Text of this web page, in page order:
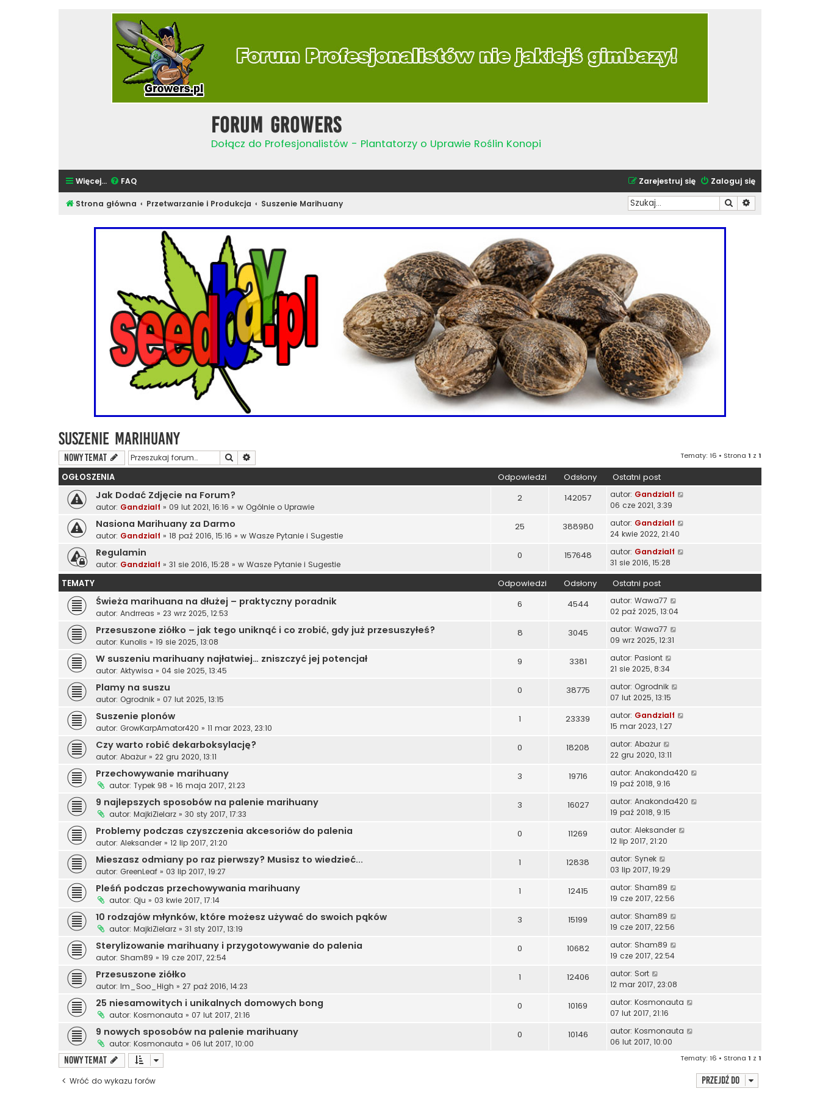
Forum Growers
Dołącz do Profesjonalistów - Plantatorzy o Uprawie Roślin Konopi
Więcej… FAQ Zaloguj się
Zarejestruj się
Strona główna Przetwarzanie i Produkcja Suszenie Marihuany Szukaj
Suszenie Marihuany
NOWY TEMAT Szukaj Tematy: 16 • Strona 1 z 1
OGŁOSZENIA Odpowiedzi Odsłony Ostatni post
Jak Dodać Zdjęcie na Forum?
autor: Gandzialf » 09 lut 2021, 16:16 » w Ogólnie o Uprawie
2 142057 autor: Gandzialf
06 cze 2021, 3:39
Nasiona Marihuany za Darmo
autor: Gandzialf » 18 paź 2016, 15:16 » w Wasze Pytanie i Sugestie
25 388980 autor: Gandzialf
24 kwie 2022, 21:40
Regulamin
autor: Gandzialf » 31 sie 2016, 15:28 » w Wasze Pytanie i Sugestie
0 157648 autor: Gandzialf
31 sie 2016, 15:28
TEMATY Odpowiedzi Odsłony Ostatni post
Świeża marihuana na dłużej – praktyczny poradnik
autor: Andrreas » 23 wrz 2025, 12:53
6 4544 autor: Wawa77
02 paź 2025, 13:04
Przesuszone ziółko – jak tego uniknąć i co zrobić, gdy już przesuszyłeś?
autor: Kunolis » 19 sie 2025, 13:08
8 3045 autor: Wawa77
09 wrz 2025, 12:31
W suszeniu marihuany najłatwiej… zniszczyć jej potencjał
autor: Aktywisa » 04 sie 2025, 13:45
9 3381 autor: Pasiont
21 sie 2025, 8:34
Plamy na suszu
autor: Ogrodnik » 07 lut 2025, 13:15
0 38775 autor: Ogrodnik
07 lut 2025, 13:15
Suszenie plonów
autor: GrowKarpAmator420 » 11 mar 2023, 23:10
1 23339 autor: Gandzialf
15 mar 2023, 1:27
Czy warto robić dekarboksylację?
autor: Abażur » 22 gru 2020, 13:11
0 18208 autor: Abażur
22 gru 2020, 13:11
Przechowywanie marihuany
autor: Typek 98 » 16 maja 2017, 21:23
3 19716 autor: Anakonda420
19 paź 2018, 9:16
9 najlepszych sposobów na palenie marihuany
autor: MajkiZielarz » 30 sty 2017, 17:33
3 16027 autor: Anakonda420
19 paź 2018, 9:15
Problemy podczas czyszczenia akcesoriów do palenia
autor: Aleksander » 12 lip 2017, 21:20
0 11269 autor: Aleksander
12 lip 2017, 21:20
Mieszasz odmiany po raz pierwszy? Musisz to wiedzieć...
autor: GreenLeaf » 03 lip 2017, 19:27
1 12838 autor: Synek
03 lip 2017, 19:29
Pleśń podczas przechowywania marihuany
autor: Qju » 03 kwie 2017, 17:14
1 12415 autor: Sham89
19 cze 2017, 22:56
10 rodzajów młynków, które możesz używać do swoich pąków
autor: MajkiZielarz » 31 sty 2017, 13:19
3 15199 autor: Sham89
19 cze 2017, 22:56
Sterylizowanie marihuany i przygotowywanie do palenia
autor: Sham89 » 19 cze 2017, 22:54
0 10682 autor: Sham89
19 cze 2017, 22:54
Przesuszone ziółko
autor: Im_Soo_High » 27 paź 2016, 14:23
1 12406 autor: Sort
12 mar 2017, 23:08
25 niesamowitych i unikalnych domowych bong
autor: Kosmonauta » 07 lut 2017, 21:16
0 10169 autor: Kosmonauta
07 lut 2017, 21:16
9 nowych sposobów na palenie marihuany
autor: Kosmonauta » 06 lut 2017, 10:00
0 10146 autor: Kosmonauta
06 lut 2017, 10:00
NOWY TEMAT Tematy: 16 • Strona 1 z 1
Wróć do wykazu forów Przejdź do